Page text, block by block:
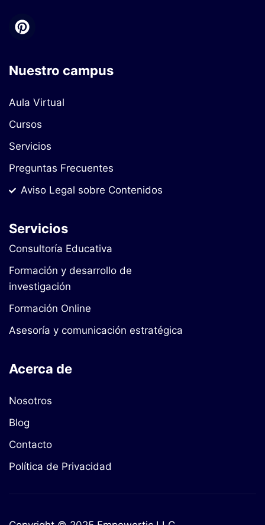
Nuestro campus
Aula Virtual
Cursos
Servicios
Preguntas Frecuentes
Aviso Legal sobre Contenidos
Servicios
Consultoría Educativa
Formación y desarrollo de
investigación
Formación Online
Asesoría y comunicación estratégica
Acerca de
Nosotros
Blog
Contacto
Política de Privacidad